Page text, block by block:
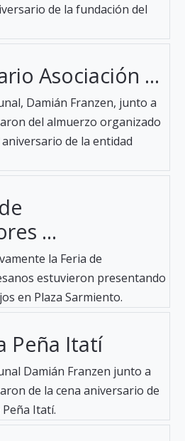
de la fundación del
Asociación ...
Damián Franzen, junto a
del almuerzo organizado
de la entidad
...
la Feria de
estuvieron presentando
en Plaza Sarmiento.
Peña Itatí
Damián Franzen junto a
de la cena aniversario de
Itatí.